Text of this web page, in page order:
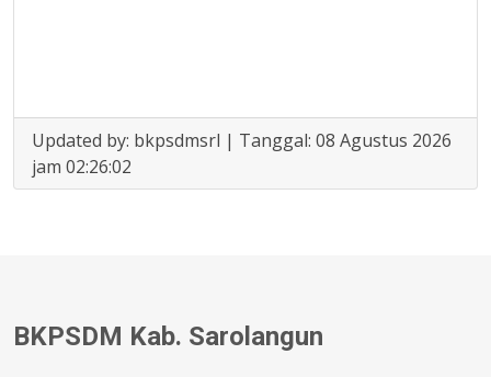
Updated by: bkpsdmsrl | Tanggal: 08 Agustus 2026
jam 02:26:02
BKPSDM Kab. Sarolangun